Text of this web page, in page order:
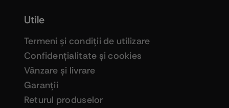
Utile
Termeni şi condiţii de utilizare
Confidenţialitate şi cookies
Vânzare şi livrare
Garanţii
Returul produselor